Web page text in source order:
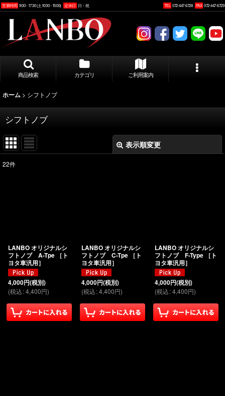
営業時間 9:00 - 17:30 (土10:00 - 15:00) 定休日 日・祝 TEL 072-447-6728 FAX 072-447-6729
商品検索 カテゴリ ご利用案内
ホーム > シフトノブ
シフトノブ
表示順変更
サブカテゴリ
絞り込む
22件
LANBO オリジナルシ
フトノブ A-Tpe ［ト
ヨタ車汎用］
4,000円(税別)
(税込:4,400円)
LANBO オリジナルシ
フトノブ C-Tpe ［ト
ヨタ車汎用］
4,000円(税別)
(税込:4,400円)
LANBO オリジナルシ
フトノブ F-Type ［ト
ヨタ車汎用］
4,000円(税別)
(税込:4,400円)